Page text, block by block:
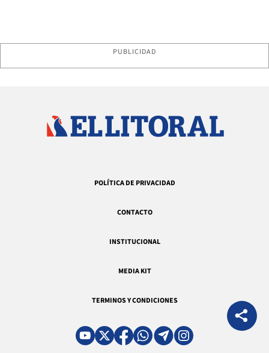
PUBLICIDAD
POLÍTICA DE PRIVACIDAD
CONTACTO
INSTITUCIONAL
MEDIA KIT
TERMINOS Y CONDICIONES